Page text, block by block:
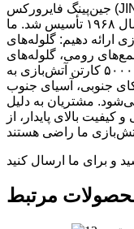
جین‌پینگ فایرورکس (JINPING FIREWORKS) یک کارخانه
حرفه‌ای تولید آتش‌بازی است که در سال ۱۹۶۸ تأسیس شد. ما
اقلام آتش‌بازی ارائه دهیم: گلوله‌های
رومی، گلوله‌های
ضد پرنده و غیره. هر ساله بیش از ۵۰۰۰۰۰ کارتن آتش‌بازی به
جنوبی، آسیای جنوب
مشتریان به دلیل
بالای پایدار، از
و برای ما ارسال کنید
مرتبط